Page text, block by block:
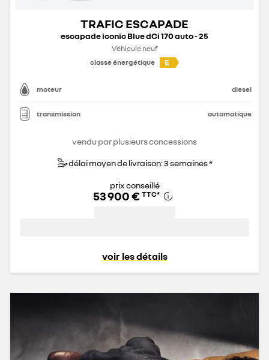
TRAFIC ESCAPADE
escapade iconic Blue dCi 170 auto - 25
Véhicule neuf
classe énergétique
E
moteur diesel
transmission automatique
vendu par plusieurs concessions
délai moyen de livraison: 3 semaines *
prix conseillé
53 900 € TTC*
voir les détails